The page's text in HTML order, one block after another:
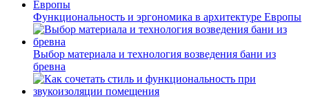
Функциональность и эргономика в архитектуре Европы
Выбор материала и технология возведения бани из
бревна